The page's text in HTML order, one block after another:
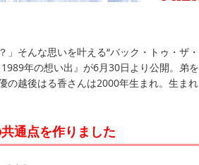
」そんな思いを叶える“バック・トゥ・ザ・
年の想い出』が6月30日より公開。弟を
の越後はる香さんは2000年生まれ。生まれ
通点を作りました